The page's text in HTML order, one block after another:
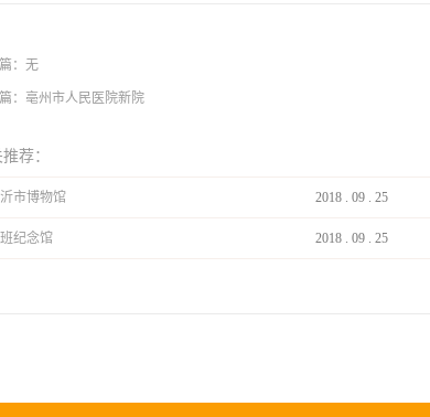
：无
： 亳州市人民医院新院
荐：
市博物馆 2018 . 09 . 25
纪念馆 2018 . 09 . 25